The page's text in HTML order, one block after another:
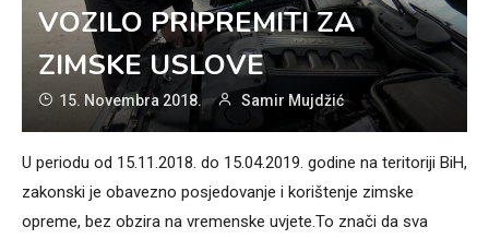
VOZILO PRIPREMITI ZA
ZIMSKE USLOVE
15. Novembra 2018. Samir Mujdžić
U periodu od 15.11.2018. do 15.04.2019. godine na teritoriji BiH,
zakonski je obavezno posjedovanje i korištenje zimske
opreme, bez obzira na vremenske uvjete.To znači da sva